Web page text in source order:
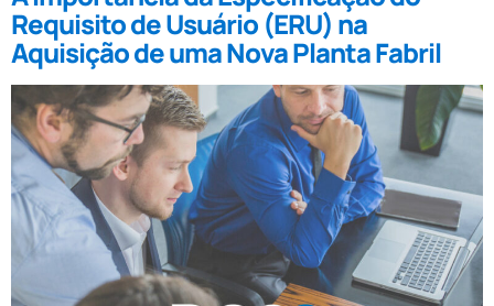
Requisito de Usuário (ERU) na
Aquisição de uma Nova Planta Fabril